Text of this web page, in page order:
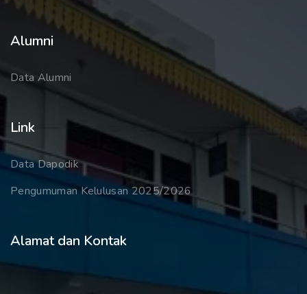
Alumni
Data Alumni
Link
Data Dapodik
Pengumuman Kelulusan 2025/2026
Alamat dan Kontak